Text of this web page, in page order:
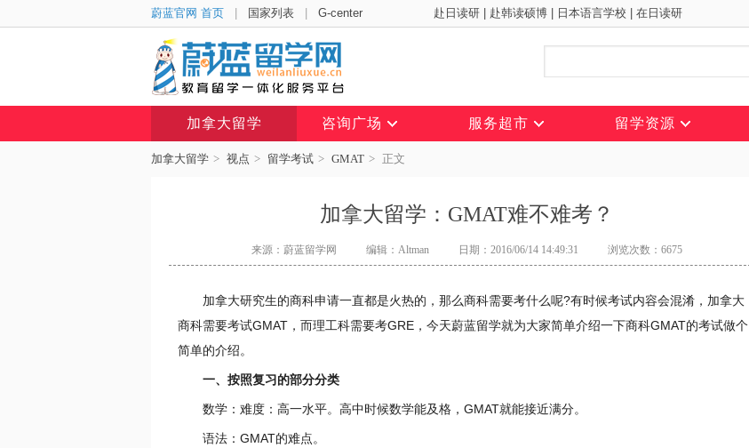
蔚蓝官网 首页 国家列表 G-center 赴日读研 赴韩读硕博 日本语言学校 在日读研
加拿大留学 咨询广场 服务超市 留学资源
加拿大留学 > 视点 > 留学考试 > GMAT > 正文
加拿大留学：GMAT难不难考？
来源：蔚蓝留学网 编辑：Altman 日期：2016/06/14 14:49:31 浏览次数：6675
加拿大研究生的商科申请一直都是火热的，那么商科需要考什么呢?有时候考试内容会混淆，加拿大
商科需要考试GMAT，而理工科需要考GRE，今天蔚蓝留学就为大家简单介绍一下商科GMAT的考试做个
简单的介绍。
一、按照复习的部分分类
数学：难度：高一水平。高中时候数学能及格，GMAT就能接近满分。
语法：GMAT的难点。